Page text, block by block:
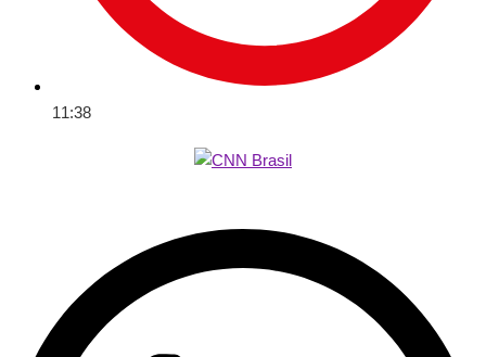
11:38